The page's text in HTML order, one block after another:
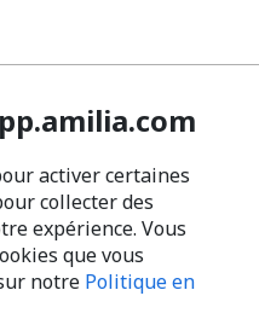
activer certaines
collecter des
expérience. Vous
que vous
notre Politique en